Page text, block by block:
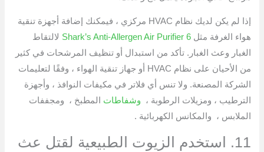
إذا لم يكن لديك نظام HVAC مركزي ، فيمكنك إضافة أجهزة تنقية
هواء الغرفة مثلShark’s Anti-Allergen Air Purifier 6 لالتقاط
الغبار وعث الغبار. تأكد من استبدال أو تنظيف المرشحات في كثير
من الأحيان على نظام HVAC أو جهاز تنقية الهواء ، وفقًا لتعليمات
الشركة المصنعة. ولا تنس أي فلاتر في مكيفات النوافذ ، وأجهزة
الترطيب ، ومزيلات الرطوبة ، وشفاطات المطبخ ، ومجففات
الملابس ، والمكانس الكهربائية .
11. استخدم الزيوت الطبيعية لقتل عث